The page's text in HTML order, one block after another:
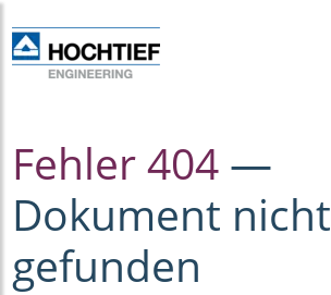
Fehler 404 —
Dokument nicht
gefunden